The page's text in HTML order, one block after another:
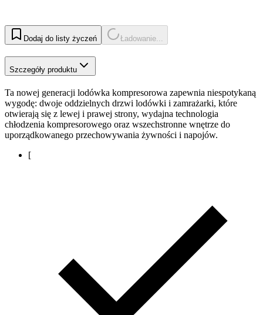
Dodaj do listy życzeń Ładowanie...
Szczegóły produktu
Ta nowej generacji lodówka kompresorowa zapewnia niespotykaną
wygodę: dwoje oddzielnych drzwi lodówki i zamrażarki, które
otwierają się z lewej i prawej strony, wydajna technologia
chłodzenia kompresorowego oraz wszechstronne wnętrze do
uporządkowanego przechowywania żywności i napojów.
[